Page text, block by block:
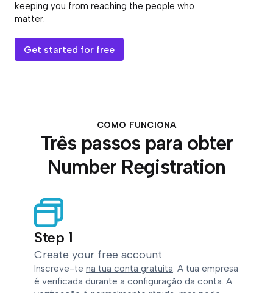
keeping you from reaching the people who
matter.
Get started for free
COMO FUNCIONA
Três passos para obter
Number Registration
Step 1
Create your free account
Inscreve-te na tua conta gratuita. A tua empresa
é verificada durante a configuração da conta. A